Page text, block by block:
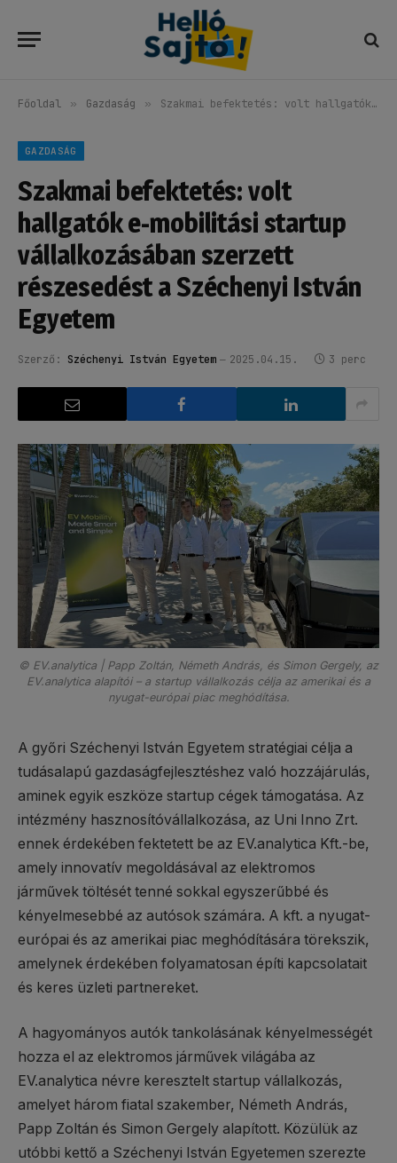
Főoldal » Gazdaság » Szakmai befektetés: volt hallgatók e-mobilitási startup vállalkozásában szerzett részesedést a Széchenyi István Egyetem
GAZDASÁG
Szakmai befektetés: volt
hallgatók e-mobilitási startup
vállalkozásában szerzett
részesedést a Széchenyi István
Egyetem
Szerző: Széchenyi István Egyetem 2025.04.15. 3 perc
© EV.analytica | Papp Zoltán, Németh András, és Simon Gergely, az
EV.analytica alapítói – a startup vállalkozás célja az amerikai és a
nyugat-európai piac meghódítása.
A győri Széchenyi István Egyetem stratégiai célja a
tudásalapú gazdaságfejlesztéshez való hozzájárulás,
aminek egyik eszköze startup cégek támogatása. Az
intézmény hasznosítóvállalkozása, az Uni Inno Zrt.
ennek érdekében fektetett be az EV.analytica Kft.-be,
amely innovatív megoldásával az elektromos
járművek töltését tenné sokkal egyszerűbbé és
kényelmesebbé az autósok számára. A kft. a nyugat-
európai és az amerikai piac meghódítására törekszik,
amelynek érdekében folyamatosan építi kapcsolatait
és keres üzleti partnereket.
A hagyományos autók tankolásának kényelmességét
hozza el az elektromos járművek világába az
EV.analytica névre keresztelt startup vállalkozás,
amelyet három fiatal szakember, Németh András,
Papp Zoltán és Simon Gergely alapított. Közülük az
utóbbi kettő a Széchenyi István Egyetemen szerezte